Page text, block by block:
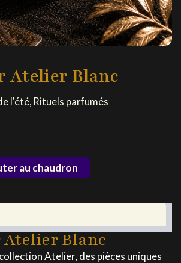
Atelier Blanc
l'été, Rituels parfumés
au chaudron
Atelier Blanc
Atelier, des pièces uniques